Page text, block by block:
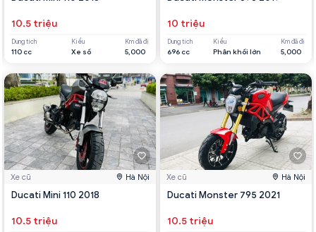
10.5 triệu
Dung tích
110 cc
Kiểu
Xe số
Km đã đi
5,000
Xe cũ Hà Nội
Ducati Mini 110 2018
10.5 triệu
10 triệu
Dung tích
696 cc
Kiểu
Phân khối lớn
Km đã đi
5,000
Xe cũ Hà Nội
Ducati Monster 795 2021
10.5 triệu